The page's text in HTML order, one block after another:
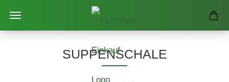
SUPPENSCHALE